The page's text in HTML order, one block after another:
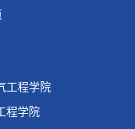
工程学院
程学院